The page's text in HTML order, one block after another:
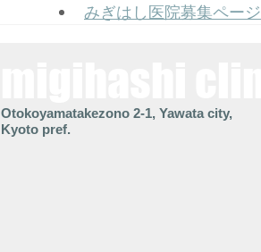
みぎはし医院募集ページ
Otokoyamatakezono 2-1, Yawata city,
Kyoto pref.